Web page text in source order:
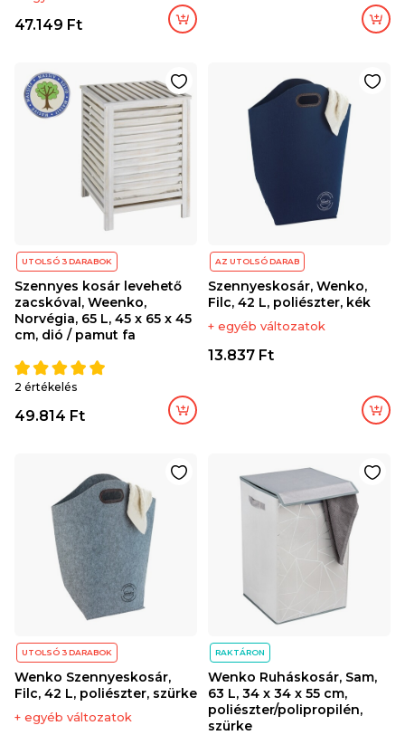
47.149 Ft
UTOLSÓ 3 DARABOK
Szennyes kosár levehető
zacskóval, Weenko,
Norvégia, 65 L, 45 x 65 x 45
cm, dió / pamut fa
2 értékelés
49.814 Ft
AZ UTOLSÓ DARAB
Szennyeskosár, Wenko,
Filc, 42 L, poliészter, kék
+ egyéb változatok
13.837 Ft
UTOLSÓ 3 DARABOK
Wenko Szennyeskosár,
Filc, 42 L, poliészter, szürke
+ egyéb változatok
RAKTÁRON
Wenko Ruháskosár, Sam,
63 L, 34 x 34 x 55 cm,
poliészter/polipropilén,
szürke